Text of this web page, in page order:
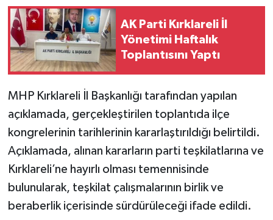
AK Parti Kırklareli İl
Yönetimi Haftalık
Toplantısını Yaptı
MHP Kırklareli İl Başkanlığı tarafından yapılan
açıklamada, gerçekleştirilen toplantıda ilçe
kongrelerinin tarihlerinin kararlaştırıldığı belirtildi.
Açıklamada, alınan kararların parti teşkilatlarına ve
Kırklareli’ne hayırlı olması temennisinde
bulunularak, teşkilat çalışmalarının birlik ve
beraberlik içerisinde sürdürüleceği ifade edildi.